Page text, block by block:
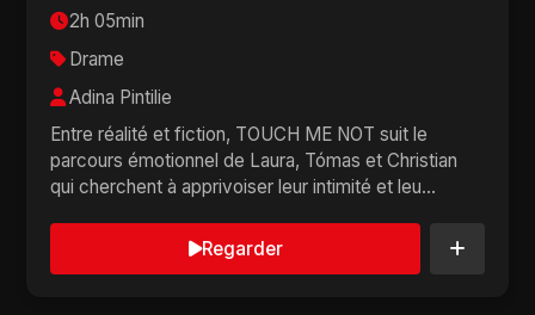
2h 05min
Drame
Adina Pintilie
Entre réalité et fiction, TOUCH ME NOT suit le
parcours émotionnel de Laura, Tómas et Christian
qui cherchent à apprivoiser leur intimité et leu...
Regarder